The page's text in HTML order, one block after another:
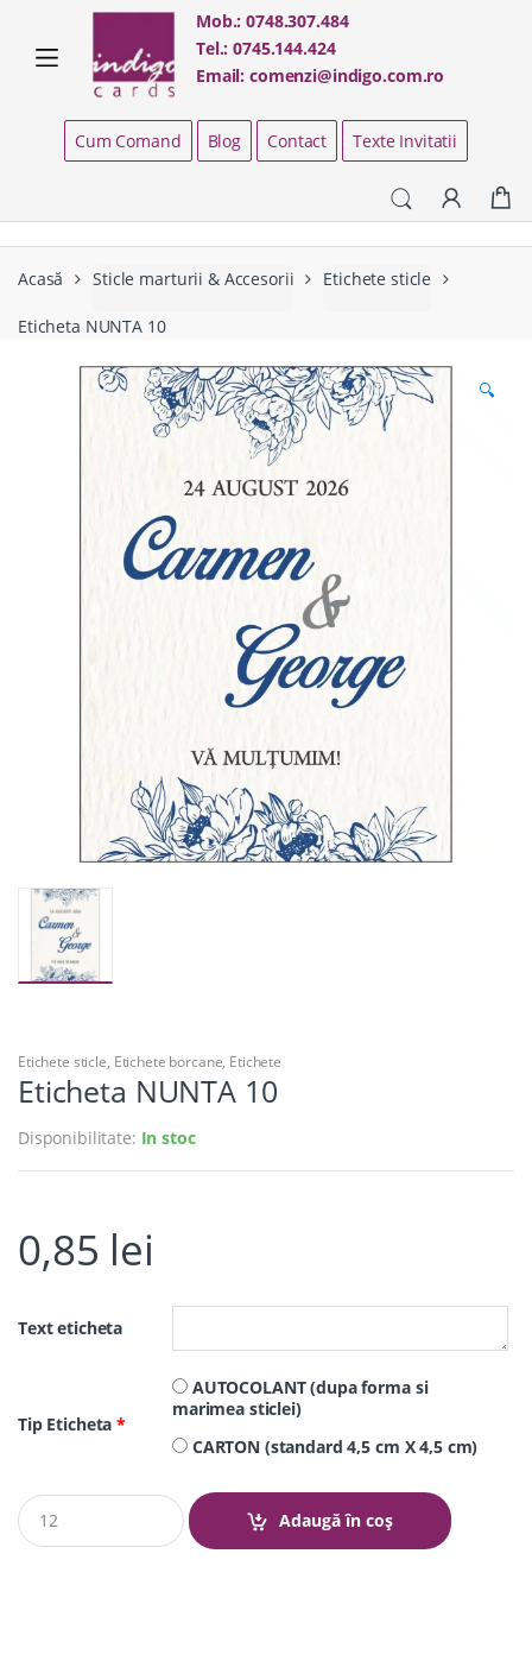
navigation
content
Mob.:0748.307.484
Tel.:0745.144.424
Email:comenzi@indigo.com.ro
Cum Comand Blog Contact Texte Invitatii
Acasă Sticle marturii & Accesorii Etichete sticle
Eticheta NUNTA 10
🔍
Etichete sticle, Etichete borcane, Etichete
Eticheta NUNTA 10
Disponibilitate: In stoc
0,85 lei
Text eticheta
Tip Eticheta*
AUTOCOLANT (dupa forma si
marimea sticlei)
CARTON (standard 4,5 cm X 4,5 cm)
Q
u
a
Adaugă în coș